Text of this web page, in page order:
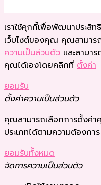
เราใช้คุกกี้เพื่อพัฒนาประสิ
เว็บไซต์ของคุณ คุณสามาร
ความเป็นส่วนตัว และสามา
คุณได้เองโดยคลิกที่ ตั้งค่า
ยอมรับ
ตั้งค่าความเป็นส่วนตัว
คุณสามารถเลือกการตั้งค่
ประเภทได้ตามความต้องกา
ยอมรับทั้งหมด
จัดการความเป็นส่วนตัว